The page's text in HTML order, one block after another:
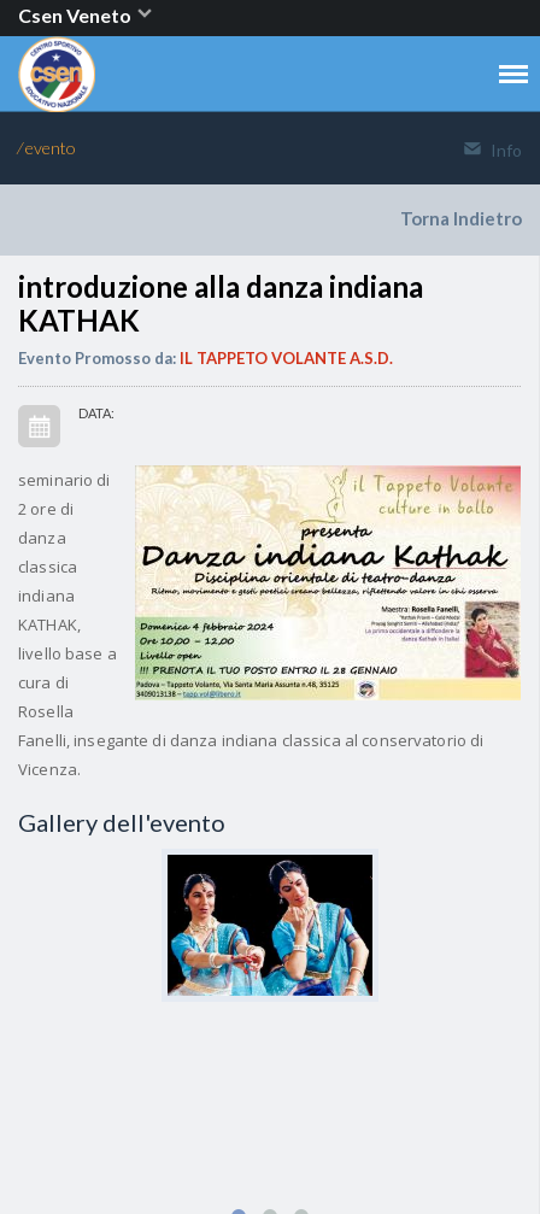
Csen Veneto
⁄ evento Info
Torna Indietro
introduzione alla danza indiana
KATHAK
Evento Promosso da: IL TAPPETO VOLANTE A.S.D.
DATA:
seminario di
2 ore di
danza
classica
indiana
KATHAK,
livello base a
cura di
Rosella
Fanelli, insegante di danza indiana classica al conservatorio di
Vicenza.
Gallery dell'evento